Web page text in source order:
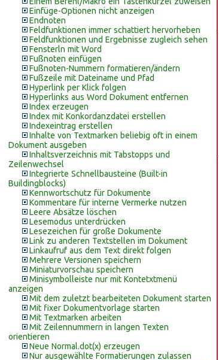
Einfüge-Optionen nicht anzeigen
Endnoten
Feldfunktionen immer schattiert hervorheben
Feldfunktionen und Ergebnisse zugleich sehen
Fensterln mit Word
Fußnoten einfügen
Fußnoten-Nummern formatieren/ändern
Fußzeile mit Dateiname und Pfad
Hyperlink per Klick folgen
Hyperlinks aus Word Dokument entfernen
Index erzeugen
Index mit Konkordanzdatei erstellen
Indexeintrag erstellen
Inhalte von Textmarken beliebig oft in einem
Dokument ausgeben
Inhaltsverzeichnis mit Tabstopps und
Zeilenwechsel
Integrierte Schnellbausteine (Built-in
Buildingblocks)
Kennwortschutz für Dokumente
Kommentare für interne Vermerke nutzen
Leere Absätze löschen
Lesemodus unterdrücken
Lesezeichen für große Dokumente
Link zu anderen Textstellen im Dokument
Linkaufruf aus dem Text direkt folgen
Mehrere Versionen speichern
Miniaturvorschau speichern
Minisymbolleiste nur mit Kontetxtmenü
anzeigen
Mit dem zuletzt bearbeiteten Dokument starten
Mit fixer Dokumentvorlage starten
Mit Textmarken arbeiten
Mit Zeilennummern in langen Texten
orientieren
Neue Normal.dot(x) erzeugen
Nur ausgewählte Formatierungen zulassen